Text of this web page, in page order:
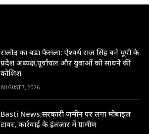
रालोद का बड़ा फैसला: ऐश्वर्य राज सिंह बने यूपी के
प्रदेश अध्यक्ष,पूर्वांचल और युवाओं को साधने की
कोशिश
AUGUST 7, 2026
Basti News:सरकारी जमीन पर लगा मोबाइल
टावर, कार्रवाई के इंतजार में ग्रामीण